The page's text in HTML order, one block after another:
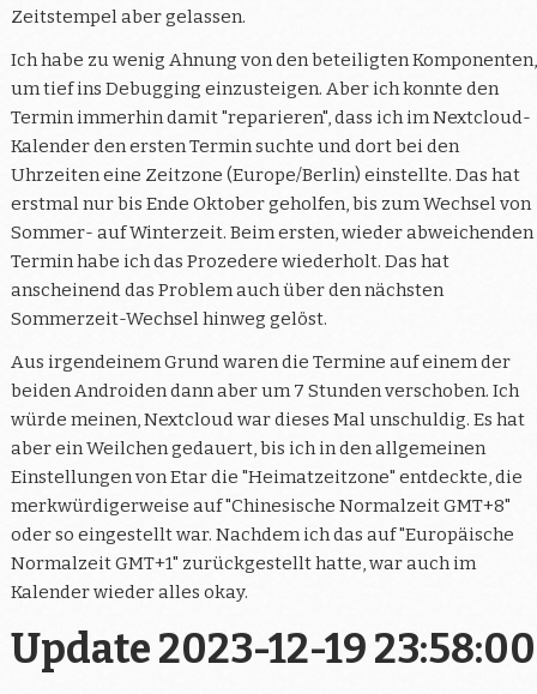
Zeitstempel aber gelassen.
Ich habe zu wenig Ahnung von den beteiligten Komponenten,
um tief ins Debugging einzusteigen. Aber ich konnte den
Termin immerhin damit "reparieren", dass ich im Nextcloud-
Kalender den ersten Termin suchte und dort bei den
Uhrzeiten eine Zeitzone (Europe/Berlin) einstellte. Das hat
erstmal nur bis Ende Oktober geholfen, bis zum Wechsel von
Sommer- auf Winterzeit. Beim ersten, wieder abweichenden
Termin habe ich das Prozedere wiederholt. Das hat
anscheinend das Problem auch über den nächsten
Sommerzeit-Wechsel hinweg gelöst.
Aus irgendeinem Grund waren die Termine auf einem der
beiden Androiden dann aber um 7 Stunden verschoben. Ich
würde meinen, Nextcloud war dieses Mal unschuldig. Es hat
aber ein Weilchen gedauert, bis ich in den allgemeinen
Einstellungen von Etar die "Heimatzeitzone" entdeckte, die
merkwürdigerweise auf "Chinesische Normalzeit GMT+8"
oder so eingestellt war. Nachdem ich das auf "Europäische
Normalzeit GMT+1" zurückgestellt hatte, war auch im
Kalender wieder alles okay.
Update 2023-12-19 23:58:00